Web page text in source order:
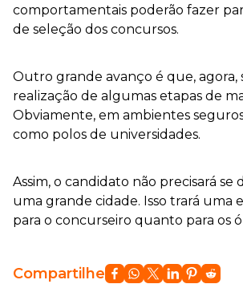
comportamentais poderão fazer
de seleção dos concursos.
Outro grande avanço é que, agora,
realização de algumas etapas de
Obviamente, em ambientes
como polos de universidades.
Assim, o candidato não precisará se
uma grande cidade. Isso trará uma
para o concurseiro quanto para os
Compartilhe